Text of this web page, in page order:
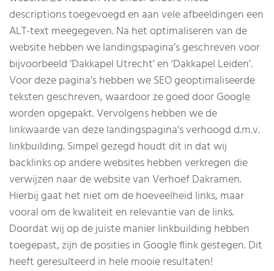
descriptions toegevoegd en aan vele afbeeldingen een
ALT-text meegegeven. Na het optimaliseren van de
website hebben we landingspagina’s geschreven voor
bijvoorbeeld ‘Dakkapel Utrecht’ en ‘Dakkapel Leiden’.
Voor deze pagina’s hebben we SEO geoptimaliseerde
teksten geschreven, waardoor ze goed door Google
worden opgepakt. Vervolgens hebben we de
linkwaarde van deze landingspagina’s verhoogd d.m.v.
linkbuilding. Simpel gezegd houdt dit in dat wij
backlinks op andere websites hebben verkregen die
verwijzen naar de website van Verhoef Dakramen.
Hierbij gaat het niet om de hoeveelheid links, maar
vooral om de kwaliteit en relevantie van de links.
Doordat wij op de juiste manier linkbuilding hebben
toegepast, zijn de posities in Google flink gestegen. Dit
heeft geresulteerd in hele mooie resultaten!